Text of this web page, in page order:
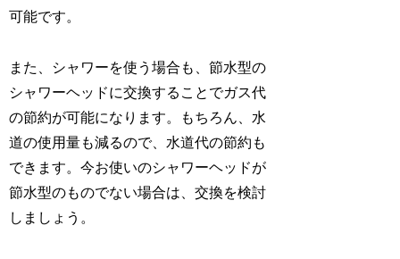
可能です。
また、シャワーを使う場合も、節水型の
シャワーヘッドに交換することでガス代
の節約が可能になります。もちろん、水
道の使用量も減るので、水道代の節約も
できます。今お使いのシャワーヘッドが
節水型のものでない場合は、交換を検討
しましょう。